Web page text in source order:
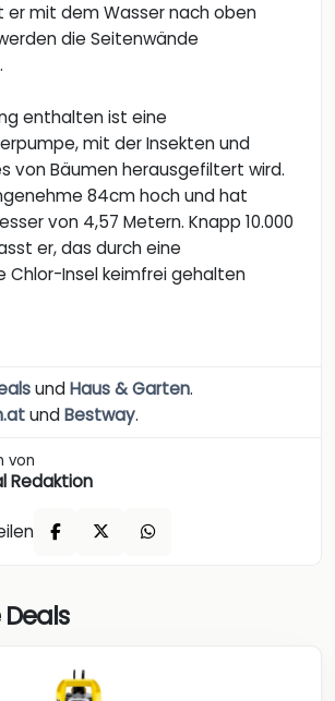
er mit dem Wasser nach oben
die Seitenwände
enthalten ist eine
mit der Insekten und
von Bäumen herausgefiltert wird.
84cm hoch und hat
von 4,57 Metern. Knapp 10.000
er, das durch eine
Chlor-Insel keimfrei gehalten
undHaus & Garten.
undBestway.
von
Redaktion